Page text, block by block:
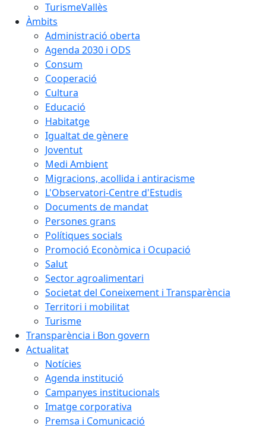
TurismeVallès
Àmbits
Administració oberta
Agenda 2030 i ODS
Consum
Cooperació
Cultura
Educació
Habitatge
Igualtat de gènere
Joventut
Medi Ambient
Migracions, acollida i antiracisme
L'Observatori-Centre d'Estudis
Documents de mandat
Persones grans
Polítiques socials
Promoció Econòmica i Ocupació
Salut
Sector agroalimentari
Societat del Coneixement i Transparència
Territori i mobilitat
Turisme
Transparència i Bon govern
Actualitat
Notícies
Agenda institució
Campanyes institucionals
Imatge corporativa
Premsa i Comunicació